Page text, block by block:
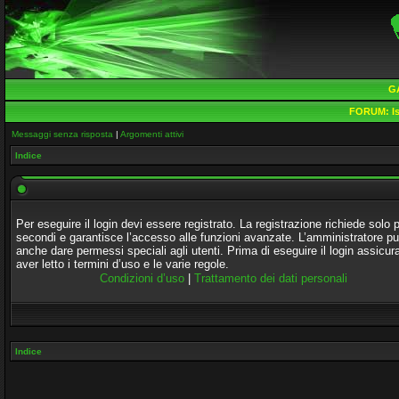
FORUM:
Messaggi senza risposta | Argomenti attivi
Indice
Per eseguire il login devi essere registrato. La registrazione richiede solo
secondi e garantisce l’accesso alle funzioni avanzate. L’amministratore
anche dare permessi speciali agli utenti. Prima di eseguire il login
aver letto i termini d’uso e le varie regole.
Condizioni d’uso
Trattamento dei dati personali
Indice